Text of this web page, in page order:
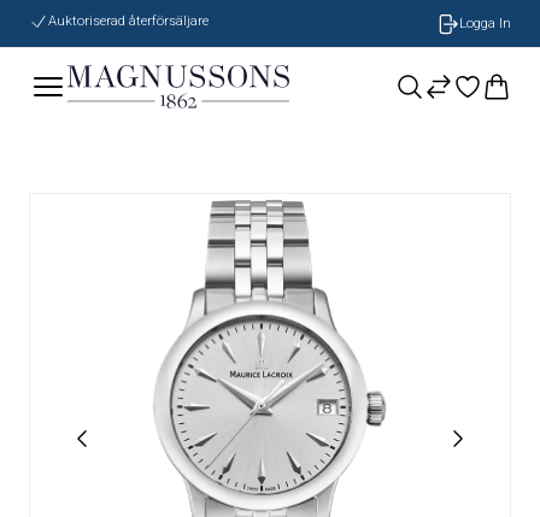
Auktoriserad återförsäljare Logga In